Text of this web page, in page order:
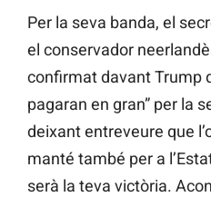
Per la seva banda, el
el conservador
confirmat davant Trump
pagaran en gran” per la
deixant entreveure que
manté també per a
serà la teva victòria.